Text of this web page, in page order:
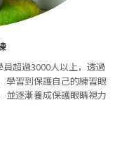
超過3000人以上，透過
學習到保護自己的練習眼
並逐漸養成保護眼睛視力